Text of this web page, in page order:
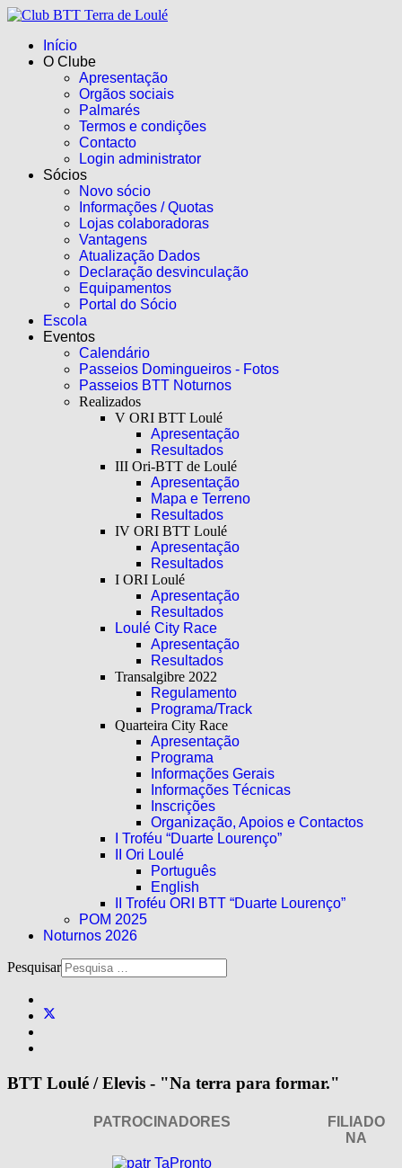
Início
O Clube
Apresentação
Orgãos sociais
Palmarés
Termos e condições
Contacto
Login administrator
Sócios
Novo sócio
Informações / Quotas
Lojas colaboradoras
Vantagens
Atualização Dados
Declaração desvinculação
Equipamentos
Portal do Sócio
Escola
Eventos
Calendário
Passeios Domingueiros - Fotos
Passeios BTT Noturnos
Realizados
V ORI BTT Loulé
Apresentação
Resultados
III Ori-BTT de Loulé
Apresentação
Mapa e Terreno
Resultados
IV ORI BTT Loulé
Apresentação
Resultados
I ORI Loulé
Apresentação
Resultados
Loulé City Race
Apresentação
Resultados
Transalgibre 2022
Regulamento
Programa/Track
Quarteira City Race
Apresentação
Programa
Informações Gerais
Informações Técnicas
Inscrições
Organização, Apoios e Contactos
I Troféu “Duarte Lourenço”
II Ori Loulé
Português
English
II Troféu ORI BTT “Duarte Lourenço”
POM 2025
Noturnos 2026
Pesquisar
BTT Loulé / Elevis - "Na terra para formar."
PATROCINADORES
FILIADO
NA